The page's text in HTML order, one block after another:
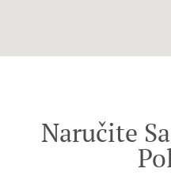
Naručite